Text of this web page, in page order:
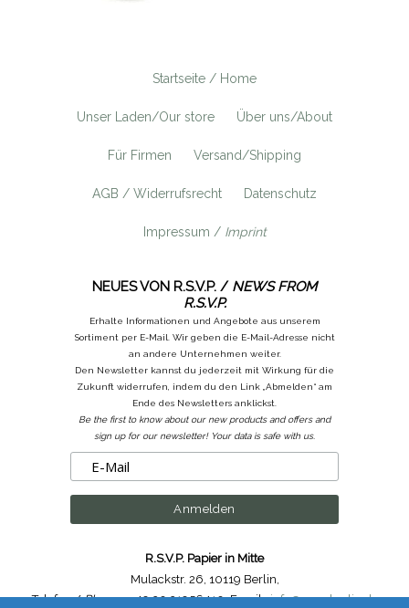
Startseite / Home
Unser Laden/Our store Über uns/About
Für Firmen Versand/Shipping
AGB / Widerrufsrecht Datenschutz
Impressum / Imprint
NEUES VON R.S.V.P. / NEWS FROM
R.S.V.P.
Erhalte Informationen und Angebote aus unserem
Sortiment per E-Mail. Wir geben die E-Mail-Adresse nicht
an andere Unternehmen weiter.
Den Newsletter kannst du jederzeit mit Wirkung für die
Zukunft widerrufen, indem du den Link „Abmelden“ am
Ende des Newsletters anklickst.
Be the first to know about our new products and offers and
sign up for our newsletter! Your data is safe with us.
R.S.V.P. Papier in Mitte
Mulackstr. 26 10119 Berlin
Telefon /Phone: ++49.30.31956410,Email :info@rsvp-berlin.de